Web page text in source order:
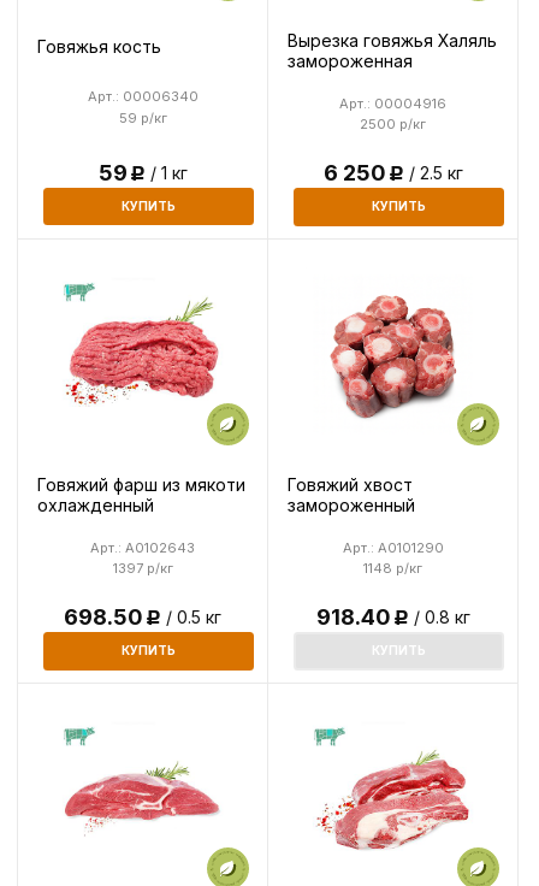
Говяжья кость
59 р/кг
Арт.: 00006340
59Р / 1 кг
КУПИТЬ
Вырезка говяжья Халяль
замороженная
2500 р/кг
Арт.: 00004916
6 250Р / 2.5 кг
КУПИТЬ
Говяжий фарш из мякоти
охлажденный
1397 р/кг
Арт.: A0102643
698.50Р / 0.5 кг
КУПИТЬ
Говяжий хвост
замороженный
1148 р/кг
Арт.: A0101290
918.40Р / 0.8 кг
КУПИТЬ